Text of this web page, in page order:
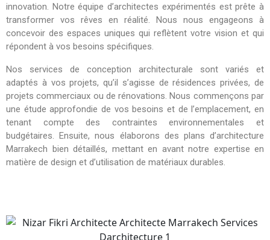
innovation. Notre équipe d’architectes expérimentés est prête à
transformer vos rêves en réalité. Nous nous engageons à
concevoir des espaces uniques qui reflètent votre vision et qui
répondent à vos besoins spécifiques.
Nos services de conception architecturale sont variés et
adaptés à vos projets, qu’il s’agisse de résidences privées, de
projets commerciaux ou de rénovations. Nous commençons par
une étude approfondie de vos besoins et de l’emplacement, en
tenant compte des contraintes environnementales et
budgétaires. Ensuite, nous élaborons des plans d’architecture
Marrakech bien détaillés, mettant en avant notre expertise en
matière de design et d’utilisation de matériaux durables.